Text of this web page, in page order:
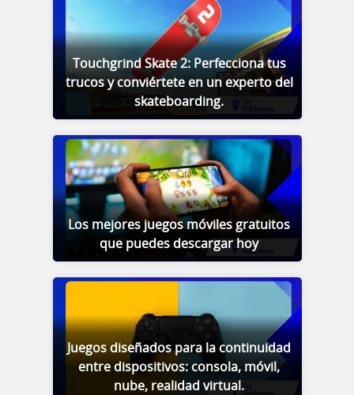
Touchgrind Skate 2: Perfecciona tus
trucos y conviértete en un experto del
skateboarding.
Los mejores juegos móviles gratuitos
que puedes descargar hoy
Juegos diseñados para la continuidad
entre dispositivos: consola, móvil,
nube, realidad virtual.